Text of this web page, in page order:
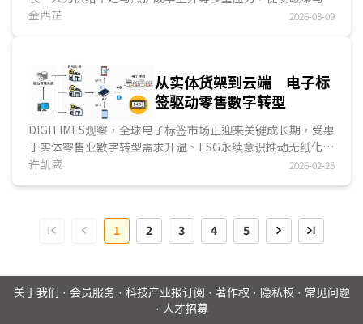
业必须寻求结构性调整。长照3.0在制度设计上，透过...
金西芷 2026-03-09
从实体货架到云端 电子标
签驱动零售數字转型
DIGITIMES观察，全球电子标签市场正迎来关键成长期，受惠
于实体零售业數字转型需求升温、ESG永续意识推动无纸化进
程，以及国际零售巨头大规模采购所带动的示范效应，电子标
2028年累计出货量将突破30亿个。目前全球电子标签平均市
场渗透率约为11%，欧洲以25%领先，其中，挪威高达
70%、法国46%、德国41%、北美约为11%，亚太地区则普
许凯崴 2026-02-25
1 2 3 4 5
关于我们 · 会员服务· 科技产业报订阅 · 著作权 · 隐私权 · 常见问题
· 人才招募